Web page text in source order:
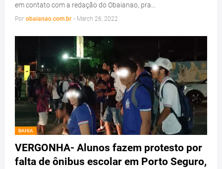
em contato com a redação do Obaianao, pra…
Por obaianao.com.br - March 26, 2022
BAHIA
VERGONHA- Alunos fazem protesto por
falta de ônibus escolar em Porto Seguro,